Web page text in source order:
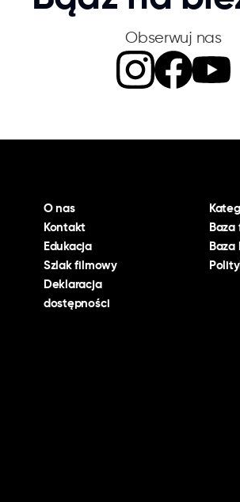
Obserwuj nas
O nas
Kontakt
Edukacja
Szlak filmowy
Deklaracja
dostępności